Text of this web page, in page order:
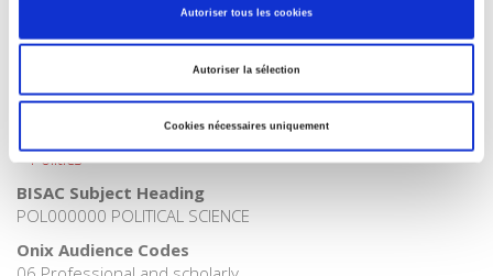
Autoriser tous les cookies
Autoriser la sélection
Cookies nécessaires uniquement
,
>The State - Government>Political Parties
Publisher Category
>Politics
BISAC Subject Heading
POL000000 POLITICAL SCIENCE
Onix Audience Codes